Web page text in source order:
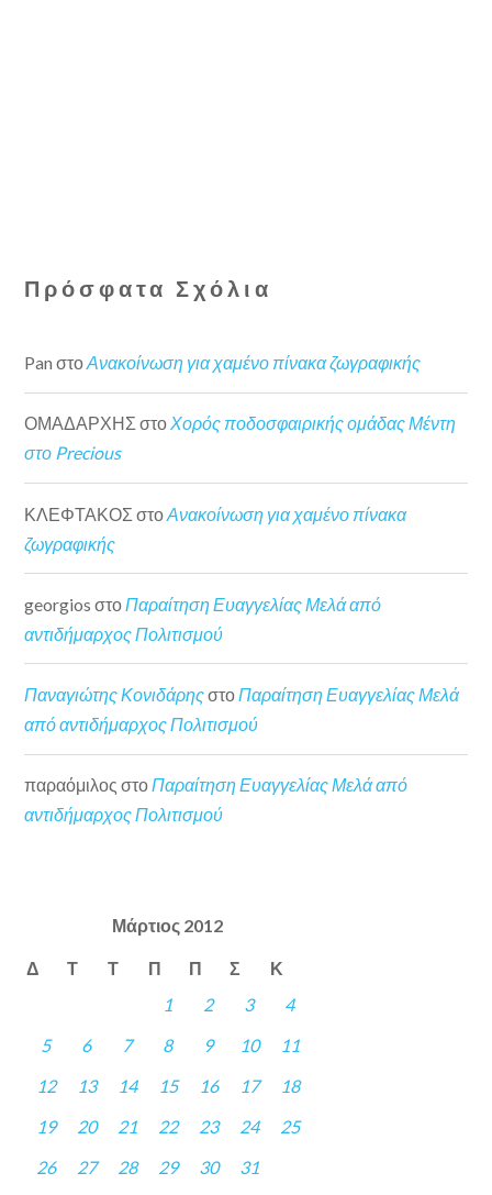
Πρόσφατα Σχόλια
Pan στοΑνακοίνωση για χαμένο πίνακα ζωγραφικής
ΟΜΑΔΑΡΧΗΣ στοΧορός ποδοσφαιρικής ομάδας Μέντη
στο Precious
ΚΛΕΦΤΑΚΟΣ στοΑνακοίνωση για χαμένο πίνακα
ζωγραφικής
georgios στοΠαραίτηση Ευαγγελίας Μελά από
αντιδήμαρχος Πολιτισμού
Παναγιώτης ΚονιδάρηςστοΠαραίτηση Ευαγγελίας Μελά
από αντιδήμαρχος Πολιτισμού
παραόμιλος στοΠαραίτηση Ευαγγελίας Μελά από
αντιδήμαρχος Πολιτισμού
Μάρτιος 2012
Δ Τ Τ Π Π Σ Κ
1 2 3
4
5
6 7 8 9 10
11
12
13 14 15 16 17
18
19
20 21 22 23 24
25
26
27 28 29 30 31